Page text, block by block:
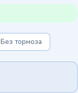
Без тормоза